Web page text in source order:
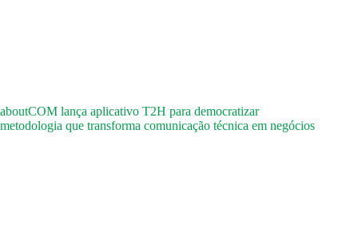
aboutCOM lança aplicativo T2H para democratizar
metodologia que transforma comunicação técnica em negócios